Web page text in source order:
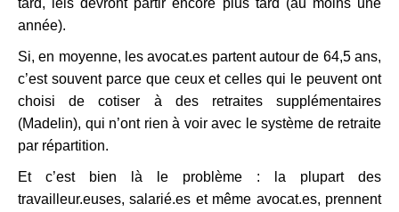
année).
Si, en moyenne, les avocat.es partent autour de 64,5 ans,
c’est souvent parce que ceux et celles qui le peuvent ont
choisi de cotiser à des retraites supplémentaires
(Madelin), qui n’ont rien à voir avec le système de retraite
par répartition.
Et c’est bien là le problème : la plupart des
travailleur.euses, salarié.es et même avocat.es, prennent